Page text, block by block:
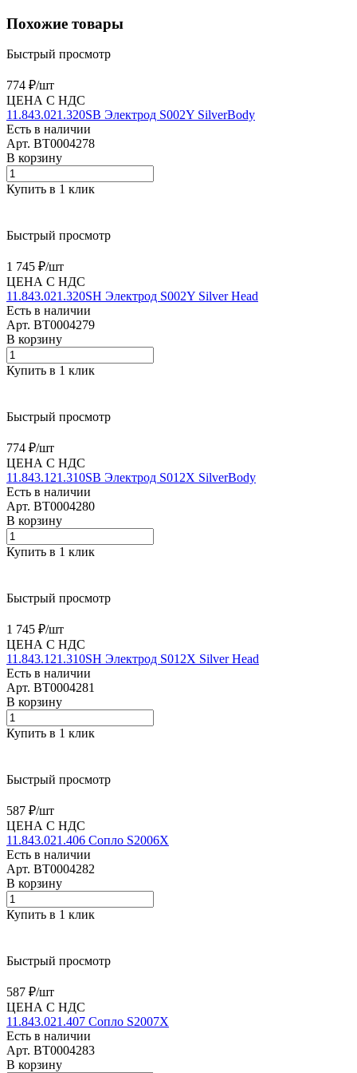
Похожие товары
Быстрый просмотр
774 ₽/шт
ЦЕНА С НДС
11.843.021.320SB Электрод S002Y SilverBody
Есть в наличии
Арт. BT0004278
В корзину
Купить в 1 клик
Быстрый просмотр
1 745 ₽/шт
ЦЕНА С НДС
11.843.021.320SH Электрод S002Y Silver Head
Есть в наличии
Арт. BT0004279
В корзину
Купить в 1 клик
Быстрый просмотр
774 ₽/шт
ЦЕНА С НДС
11.843.121.310SB Электрод S012X SilverBody
Есть в наличии
Арт. BT0004280
В корзину
Купить в 1 клик
Быстрый просмотр
1 745 ₽/шт
ЦЕНА С НДС
11.843.121.310SH Электрод S012X Silver Head
Есть в наличии
Арт. BT0004281
В корзину
Купить в 1 клик
Быстрый просмотр
587 ₽/шт
ЦЕНА С НДС
11.843.021.406 Сопло S2006X
Есть в наличии
Арт. BT0004282
В корзину
Купить в 1 клик
Быстрый просмотр
587 ₽/шт
ЦЕНА С НДС
11.843.021.407 Сопло S2007X
Есть в наличии
Арт. BT0004283
В корзину